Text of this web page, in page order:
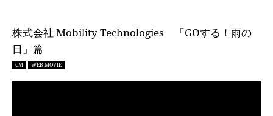
株式会社 Mobility Technologies 「GOする！雨の
日」篇
CM WEB MOVIE